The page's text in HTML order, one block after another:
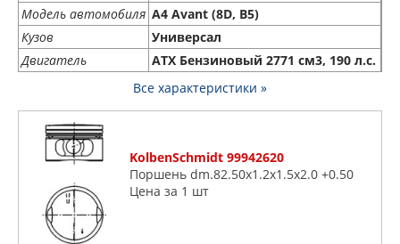
Модель автомобиля A4 Avant (8D, B5)
Кузов
Универсал
Двигатель
ATX Бензиновый 2771 см3, 190 л.с.
Все характеристики »
KolbenSchmidt 99942620
Поршень dm.82.50x1.2x1.5x2.0 +0.50
Цена за 1 шт